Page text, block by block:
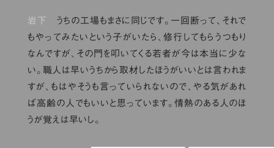
岩下
うちの工場もまさに同じです。一回断って、それで
もやってみたいという子がいたら、修行してもらうつもり
なんですが、その門を叩いてくる若者が今は本当に少な
い。職人は早いうちから取材したほうがいいとは言われま
すが、もはやそうも言っていられないので、やる気があれ
ば高齢の人でもいいと思っています。情熱のある人のほ
うが覚えは早いし。